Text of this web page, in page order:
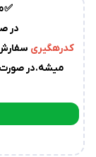
کاریمی
باشد.
عدم
کدرهگیریاز
در
کدرهگیری سفارش
میشه.در صورت